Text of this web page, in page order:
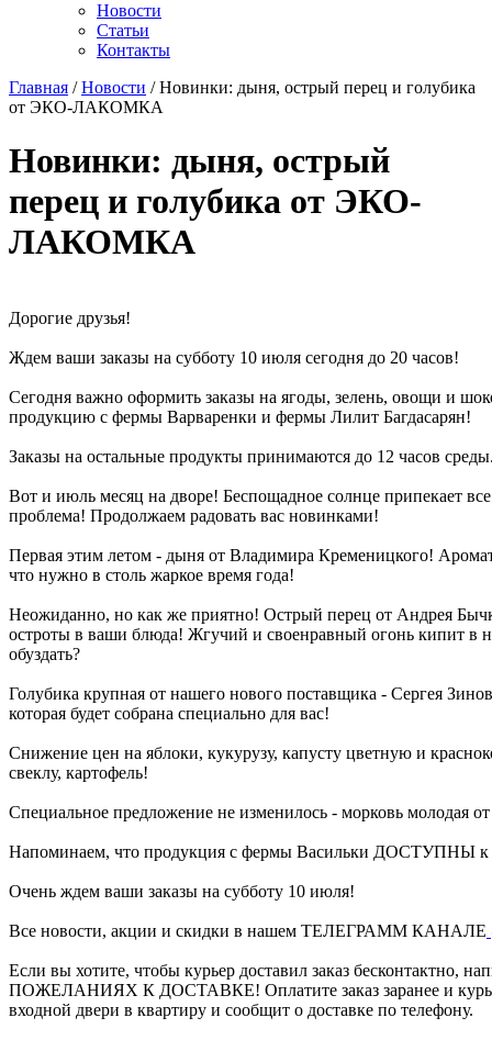
Новости
Статьи
Контакты
Главная /Новости / Новинки: дыня, острый перец и голубика
от ЭКО-ЛАКОМКА
Новинки: дыня, острый
перец и голубика от ЭКО-
ЛАКОМКА
Дорогие друзья!
Ждем ваши заказы на субботу 10 июля сегодня до 20 часов!
Сегодня важно оформить заказы на ягоды, зелень, овощи и
продукцию с фермы Варваренки и фермы Лилит Багдасарян!
Заказы на остальные продукты принимаются до 12 часов
Вот и июль месяц на дворе! Беспощадное солнце припекает
проблема! Продолжаем радовать вас новинками!
Первая этим летом - дыня от Владимира Кременицкого!
что нужно в столь жаркое время года!
Неожиданно, но как же приятно! Острый перец от Андрея
остроты в ваши блюда! Жгучий и своенравный огонь кипит в
обуздать?
Голубика крупная от нашего нового поставщика - Сергея
которая будет собрана специально для вас!
Снижение цен на яблоки, кукурузу, капусту цветную и
свеклу, картофель!
Специальное предложение не изменилось - морковь молодая
Напоминаем, что продукция с фермы Васильки ДОСТУПНЫ
Очень ждем ваши заказы на субботу 10 июля!
Все новости, акции и скидки в нашем ТЕЛЕГРАММ КАНАЛЕ
Если вы хотите, чтобы курьер доставил заказ бесконтактно,
ПОЖЕЛАНИЯХ К ДОСТАВКЕ! Оплатите заказ заранее и
входной двери в квартиру и сообщит о доставке по телефону.